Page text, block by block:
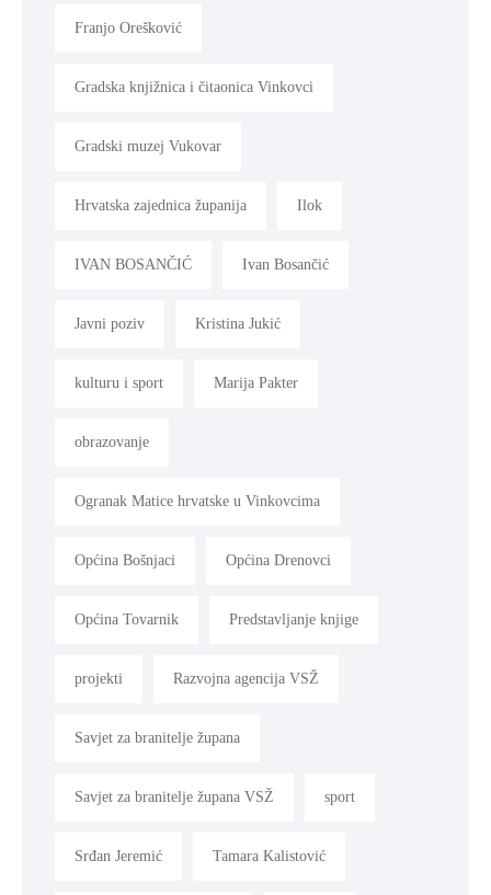
Franjo Orešković
Gradska knjižnica i čitaonica Vinkovci
Gradski muzej Vukovar
Hrvatska zajednica županija Ilok
IVAN BOSANČIĆ Ivan Bosančić
Javni poziv Kristina Jukić
kulturu i sport Marija Pakter
obrazovanje
Ogranak Matice hrvatske u Vinkovcima
Općina Bošnjaci Općina Drenovci
Općina Tovarnik Predstavljanje knjige
projekti Razvojna agencija VSŽ
Savjet za branitelje župana
Savjet za branitelje župana VSŽ sport
Srđan Jeremić Tamara Kalistović